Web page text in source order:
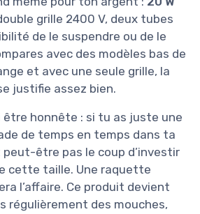
grille 2400 V, deux tubes
de le suspendre ou de le
avec des modèles bas de
et avec une seule grille, la
justifie assez bien.
honnête : si tu as juste une
de temps en temps dans ta
peut-être pas le coup d’investir
cette taille. Une raquette
l’affaire. Ce produit devient
régulièrement des mouches,